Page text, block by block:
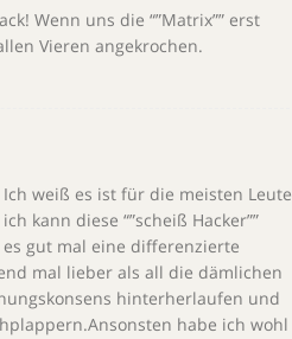
Wenn uns die “”Matrix”” erst
Vieren angekrochen.
weiß es ist für die meisten Leute
kann diese “”scheiß Hacker””
gut mal eine differenzierte
mal lieber als all die dämlichen
hinterherlaufen und
habe ich wohl